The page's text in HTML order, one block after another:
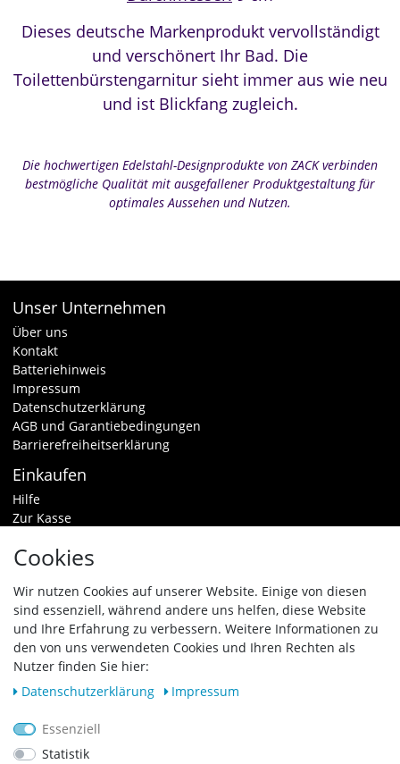
Dieses deutsche Markenprodukt vervollständigt
und verschönert Ihr Bad. Die
Toilettenbürstengarnitur sieht immer aus wie neu
und ist Blickfang zugleich.
Die hochwertigen Edelstahl-Designprodukte von ZACK verbinden
bestmögliche Qualität mit ausgefallener Produktgestaltung für
optimales Aussehen und Nutzen.
Unser Unternehmen
Über uns
Kontakt
Batteriehinweis
Impressum
Datenschutzerklärung
AGB und Garantiebedingungen
Barrierefreiheitserklärung
Einkaufen
Hilfe
Zur Kasse
Zahlungsarten & Versand
Vertrag widerrufen
Zahlungsarten
Cookies
Wir nutzen Cookies auf unserer Website. Einige von diesen
sind essenziell, während andere uns helfen, diese Website
und Ihre Erfahrung zu verbessern. Weitere Informationen zu
den von uns verwendeten Cookies und Ihren Rechten als
Nutzer finden Sie hier:
Daten­schutz­erklärung
Impressum
Essenziell
Statistik